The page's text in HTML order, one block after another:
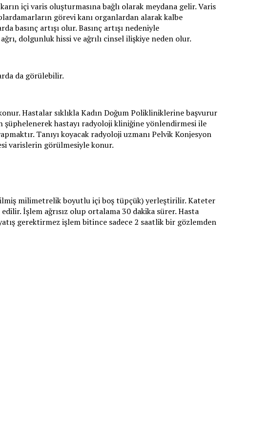
içi varis oluşturmasına bağlı olarak meydana gelir. Varis
görevi kanı organlardan alarak kalbe
basınç artışı olur. Basınç artışı nedeniyle
dolgunluk hissi ve ağrılı cinsel ilişkiye neden olur.
da görülebilir.
Hastalar sıklıkla Kadın Doğum Polikliniklerine başvurur
şüphelenerek hastayı radyoloji kliniğine yönlendirmesi ile
Tanıyı koyacak radyoloji uzmanı Pelvik Konjesyon
varislerin görülmesiyle konur.
milimetrelik boyutlu içi boş tüpçük) yerleştirilir. Kateter
İşlem ağrısız olup ortalama 30 dakika sürer. Hasta
gerektirmez işlem bitince sadece 2 saatlik bir gözlemden